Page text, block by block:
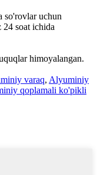
so'rovlar uchun
soat ichida
himoyalangan.
varaq, Alyuminiy
qoplamali ko'pikli